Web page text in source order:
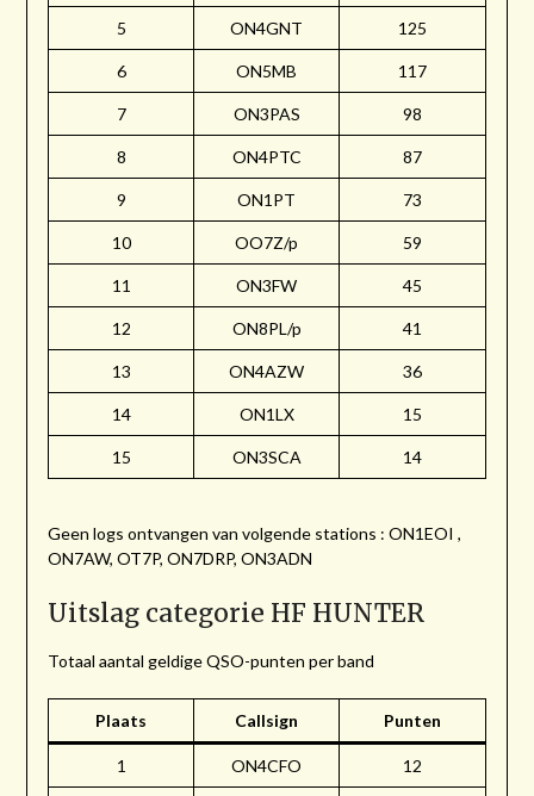
5 ON4GNT 125
6 ON5MB 117
7 ON3PAS 98
8 ON4PTC 87
9 ON1PT 73
10 OO7Z/p 59
11 ON3FW 45
12 ON8PL/p 41
13 ON4AZW 36
14 ON1LX 15
15 ON3SCA 14
Geen logs ontvangen van volgende stations : ON1EOI ,
ON7AW, OT7P, ON7DRP, ON3ADN
Uitslag categorie HF HUNTER
Totaal aantal geldige QSO-punten per band
Plaats Callsign Punten
1 ON4CFO 12